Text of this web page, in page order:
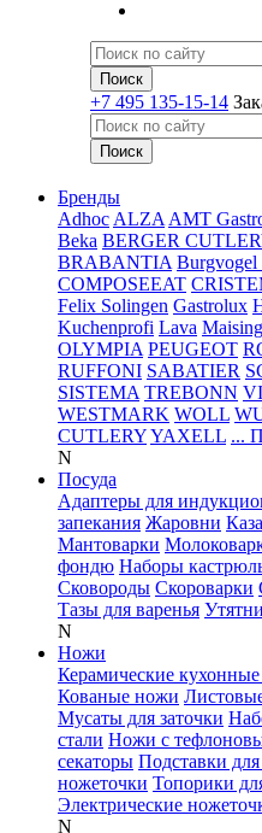
+7 495 135-15-14
Бренды
Adhoc ALZA AMT
Beka BERGER
BRABANTIA Burgvogel
COMPOSEEAT
Felix Solingen Gastrolux
Kuchenprofi Lava
OLYMPIA PEUGEOT
RUFFONI SABATIER
SISTEMA TREBONN
WESTMARK WOLL
CUTLERYYAXELL ...
N
Посуда
Адаптеры для
запекания Жаровни
Мантоварки
фондю Наборы
Сковороды Скороварки
Тазы для варенья
N
Ножи
Керамические
Кованые ножи
Мусаты для заточки
стали Ножи с
секаторы Подставки
ножеточки Топорики
Электрические
N